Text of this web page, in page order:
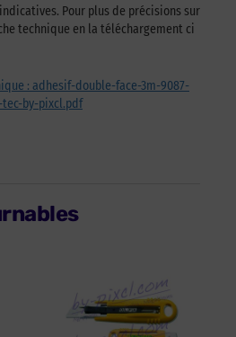
Pour plus de précisions sur
technique en la téléchargement ci
: adhesif-double-face-3m-9087-
tec-by-pixcl.pdf